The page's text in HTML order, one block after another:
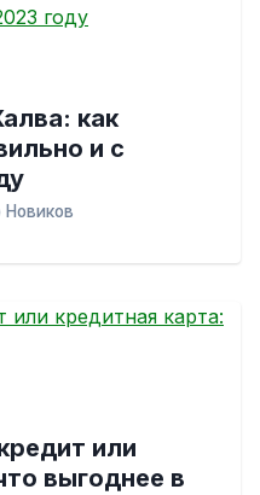
как
и с
Новиков
или
выгоднее в